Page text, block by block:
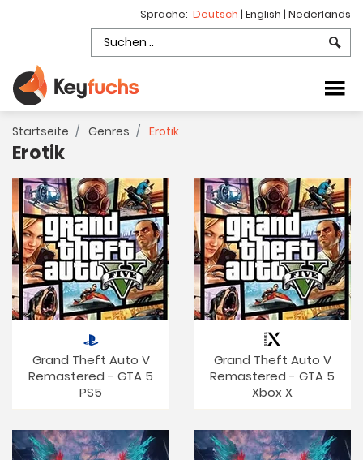
Sprache: Deutsch | English | Nederlands
Startseite Genres Erotik
Erotik
Grand Theft Auto V
Remastered - GTA 5
PS5
Grand Theft Auto V
Remastered - GTA 5
Xbox X